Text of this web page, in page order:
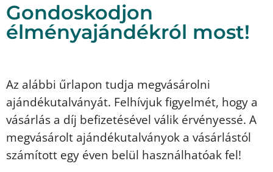
Gondoskodjon
élményajándékról most!
Az alábbi űrlapon tudja megvásárolni
ajándékutalványát. Felhívjuk figyelmét, hogy a
vásárlás a díj befizetésével válik érvényessé. A
megvásárolt ajándékutalványok a vásárlástól
számított egy éven belül használhatóak fel!